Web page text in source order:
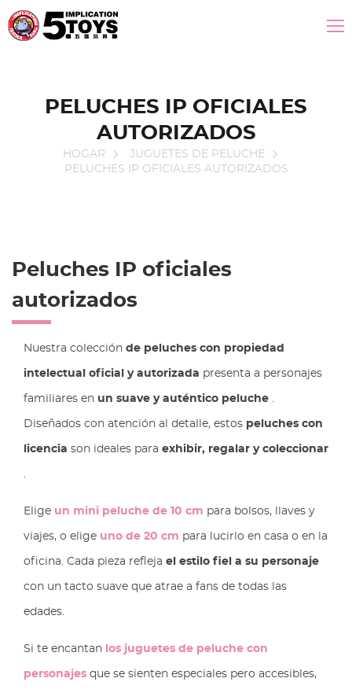
PELUCHES IP OFICIALES
AUTORIZADOS
HOGAR
JUGUETES DE PELUCHE
PELUCHES IP OFICIALES AUTORIZADOS
Peluches IP oficiales
autorizados
Nuestra colección de peluches con propiedad
intelectual oficial y autorizada presenta a personajes
familiares en un suave y auténtico peluche .
Diseñados con atención al detalle, estos peluches con
licencia son ideales para exhibir, regalar y coleccionar
.
Elige un mini peluche de 10 cm para bolsos, llaves y
viajes, o elige uno de 20 cm para lucirlo en casa o en la
oficina. Cada pieza refleja el estilo fiel a su personaje
con un tacto suave que atrae a fans de todas las
edades.
Si te encantan los juguetes de peluche con
personajes que se sienten especiales pero accesibles,